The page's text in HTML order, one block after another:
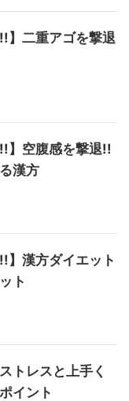
】二重アゴを撃退
】空腹感を撃退!!
漢方
】漢方ダイエット
ト
トレスと上手く
イント